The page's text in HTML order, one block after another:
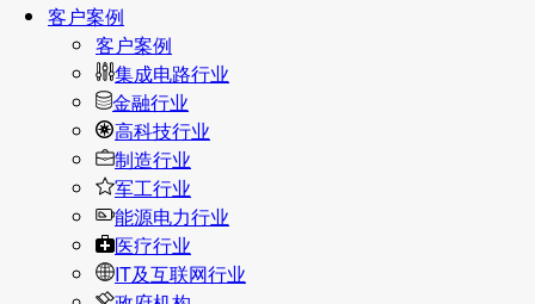
客户案例
客户案例
集成电路行业
金融行业
高科技行业
制造行业
军工行业
能源电力行业
医疗行业
IT及互联网行业